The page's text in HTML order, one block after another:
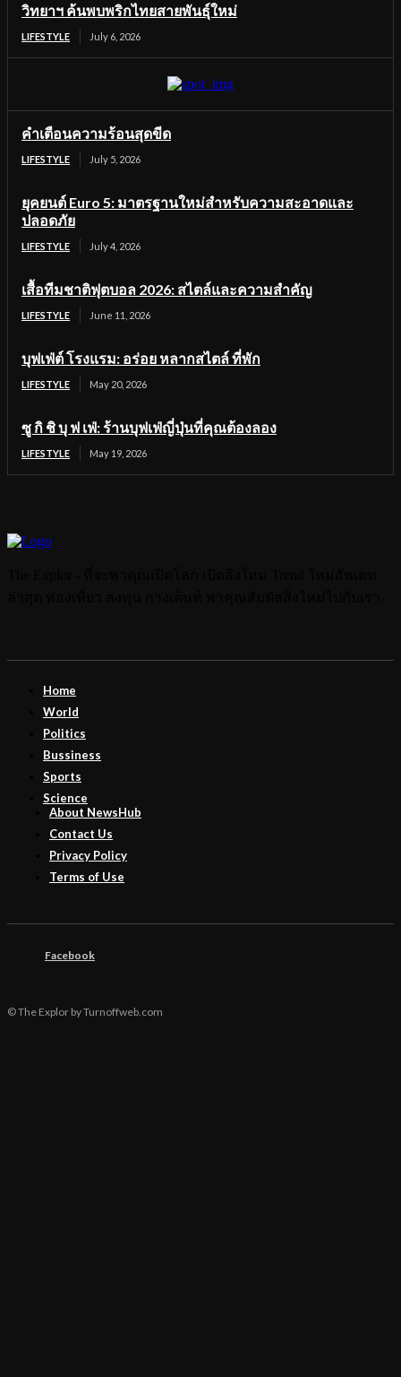
วิทยาฯ ค้นพบพริกไทยสายพันธุ์ใหม่
LIFESTYLE July 6, 2026
คำเตือนความร้อนสุดขีด
LIFESTYLE July 5, 2026
ยุคยนต์ Euro 5: มาตรฐานใหม่สำหรับความสะอาดและ
ปลอดภัย
LIFESTYLE July 4, 2026
เสื้อทีมชาติฟุตบอล 2026: สไตล์และความสำคัญ
LIFESTYLE June 11, 2026
บุฟเฟ่ต์ โรงแรม: อร่อย หลากสไตล์ ที่พัก
LIFESTYLE May 20, 2026
ซู กิ ชิ บุ ฟ เฟ่: ร้านบุฟเฟ่ญี่ปุ่นที่คุณต้องลอง
LIFESTYLE May 19, 2026
Home
World
Politics
Bussiness
Sports
Science
About NewsHub
Contact Us
Privacy Policy
Terms of Use
Facebook
© The Explor by Turnoffweb.com